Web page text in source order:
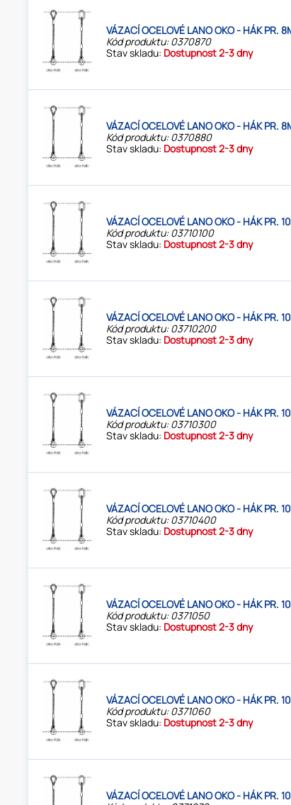
VÁZACÍ OCELOVÉ LANO OKO - HÁK PR.
Kód produktu: 0370870
Stav skladu: Dostupnost 2-3 dny
VÁZACÍ OCELOVÉ LANO OKO - HÁK PR.
Kód produktu: 0370880
Stav skladu: Dostupnost 2-3 dny
VÁZACÍ OCELOVÉ LANO OKO - HÁK PR.
Kód produktu: 03710100
Stav skladu: Dostupnost 2-3 dny
VÁZACÍ OCELOVÉ LANO OKO - HÁK PR.
Kód produktu: 03710200
Stav skladu: Dostupnost 2-3 dny
VÁZACÍ OCELOVÉ LANO OKO - HÁK PR.
Kód produktu: 03710300
Stav skladu: Dostupnost 2-3 dny
VÁZACÍ OCELOVÉ LANO OKO - HÁK PR.
Kód produktu: 03710400
Stav skladu: Dostupnost 2-3 dny
VÁZACÍ OCELOVÉ LANO OKO - HÁK PR.
Kód produktu: 0371050
Stav skladu: Dostupnost 2-3 dny
VÁZACÍ OCELOVÉ LANO OKO - HÁK PR.
Kód produktu: 0371060
Stav skladu: Dostupnost 2-3 dny
VÁZACÍ OCELOVÉ LANO OKO - HÁK PR.